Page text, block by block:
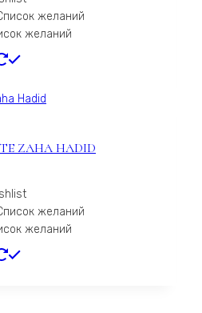
желаний
ZAHA HADID
желаний